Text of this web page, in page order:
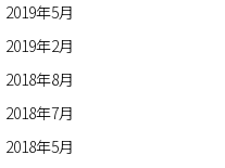
2019年5月
2019年2月
2018年8月
2018年7月
2018年5月